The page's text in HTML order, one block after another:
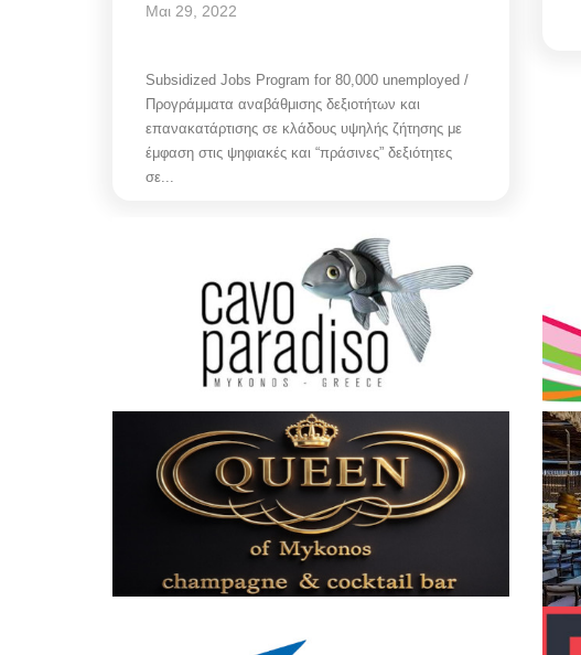
Μαι 29, 2022
Subsidized Jobs Program for 80,000 unemployed /
Προγράμματα αναβάθμισης δεξιοτήτων και
επανακατάρτισης σε κλάδους υψηλής ζήτησης με
έμφαση στις ψηφιακές και “πράσινες” δεξιότητες
σε...